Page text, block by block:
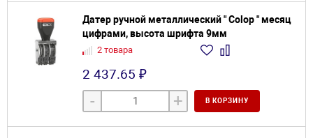
Датер ручной металлический " Colop " месяц
цифрами, высота шрифта 9мм
2 товара
2 437.65 ₽
- + В КОРЗИНУ